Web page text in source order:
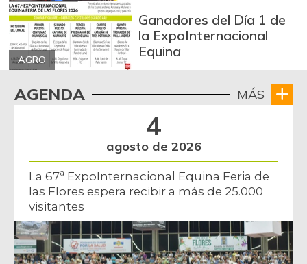
AGRO
Ganadores del Día 1 de
la ExpoInternacional
Equina
AGENDA MÁS
4
agosto de 2026
La 67ª ExpoInternacional Equina Feria de
las Flores espera recibir a más de 25.000
visitantes